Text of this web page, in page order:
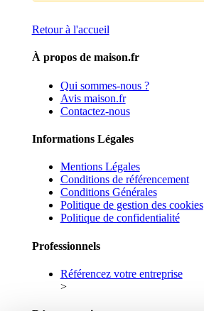
Retour à l'accueil
À propos de maison.fr
Qui sommes-nous ?
Avis maison.fr
Contactez-nous
Informations Légales
Mentions Légales
Conditions de référencement
Conditions Générales
Politique de gestion des cookies
Politique de confidentialité
Professionnels
Référencez votre entreprise
>